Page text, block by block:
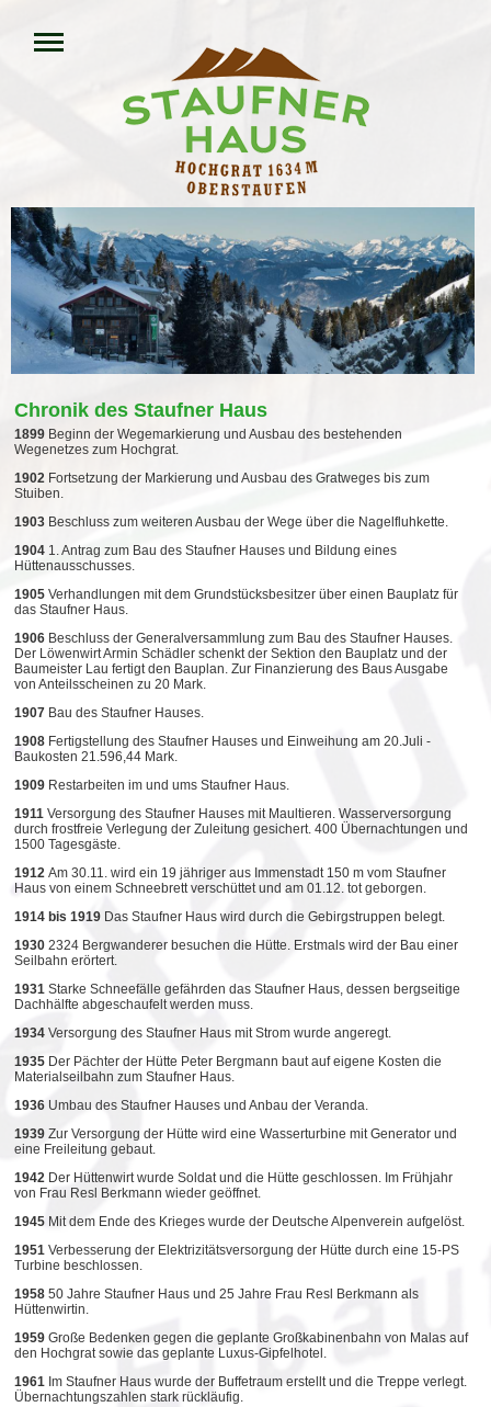
Chronik des Staufner Haus
1899 Beginn der Wegemarkierung und Ausbau des bestehenden
Wegenetzes zum Hochgrat.
1902 Fortsetzung der Markierung und Ausbau des Gratweges bis zum
Stuiben.
1903 Beschluss zum weiteren Ausbau der Wege über die Nagelfluhkette.
1904 1. Antrag zum Bau des Staufner Hauses und Bildung eines
Hüttenausschusses.
1905 Verhandlungen mit dem Grundstücksbesitzer über einen Bauplatz für
das Staufner Haus.
1906 Beschluss der Generalversammlung zum Bau des Staufner Hauses.
Der Löwenwirt Armin Schädler schenkt der Sektion den Bauplatz und der
Baumeister Lau fertigt den Bauplan. Zur Finanzierung des Baus Ausgabe
von Anteilsscheinen zu 20 Mark.
1907 Bau des Staufner Hauses.
1908 Fertigstellung des Staufner Hauses und Einweihung am 20.Juli -
Baukosten 21.596,44 Mark.
1909 Restarbeiten im und ums Staufner Haus.
1911 Versorgung des Staufner Hauses mit Maultieren. Wasserversorgung
durch frostfreie Verlegung der Zuleitung gesichert. 400 Übernachtungen und
1500 Tagesgäste.
1912 Am 30.11. wird ein 19 jähriger aus Immenstadt 150 m vom Staufner
Haus von einem Schneebrett verschüttet und am 01.12. tot geborgen.
1914 bis 1919 Das Staufner Haus wird durch die Gebirgstruppen belegt.
1930 2324 Bergwanderer besuchen die Hütte. Erstmals wird der Bau einer
Seilbahn erörtert.
1931 Starke Schneefälle gefährden das Staufner Haus, dessen bergseitige
Dachhälfte abgeschaufelt werden muss.
1934 Versorgung des Staufner Haus mit Strom wurde angeregt.
1935 Der Pächter der Hütte Peter Bergmann baut auf eigene Kosten die
Materialseilbahn zum Staufner Haus.
1936 Umbau des Staufner Hauses und Anbau der Veranda.
1939 Zur Versorgung der Hütte wird eine Wasserturbine mit Generator und
eine Freileitung gebaut.
1942 Der Hüttenwirt wurde Soldat und die Hütte geschlossen. Im Frühjahr
von Frau Resl Berkmann wieder geöffnet.
1945 Mit dem Ende des Krieges wurde der Deutsche Alpenverein aufgelöst.
1951 Verbesserung der Elektrizitätsversorgung der Hütte durch eine 15-PS
Turbine beschlossen.
1958 50 Jahre Staufner Haus und 25 Jahre Frau Resl Berkmann als
Hüttenwirtin.
1959 Große Bedenken gegen die geplante Großkabinenbahn von Malas auf
den Hochgrat sowie das geplante Luxus-Gipfelhotel.
1961 Im Staufner Haus wurde der Buffetraum erstellt und die Treppe verlegt.
Übernachtungszahlen stark rückläufig.